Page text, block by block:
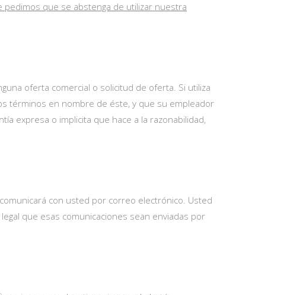
pedimos que se abstenga de utilizar nuestra
oferta comercial o solicitud de oferta. Si utiliza
términos en nombre de éste, y que su empleador
expresa o implicita que hace a la razonabilidad,
con usted por correo electrónico. Usted
que esas comunicaciones sean enviadas por